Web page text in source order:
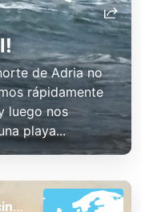
de Adria no
rápidamente
luego nos
playa...
schoener-reisen-mit-cindy-und-bert